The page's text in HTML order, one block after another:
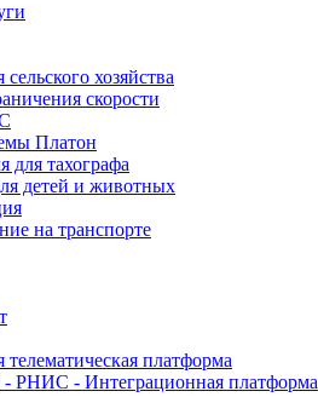
хозяйства
скорости
Платон
для тахографа
детей и животных
на транспорте
платформа
- РНИС - Интеграционная платформа